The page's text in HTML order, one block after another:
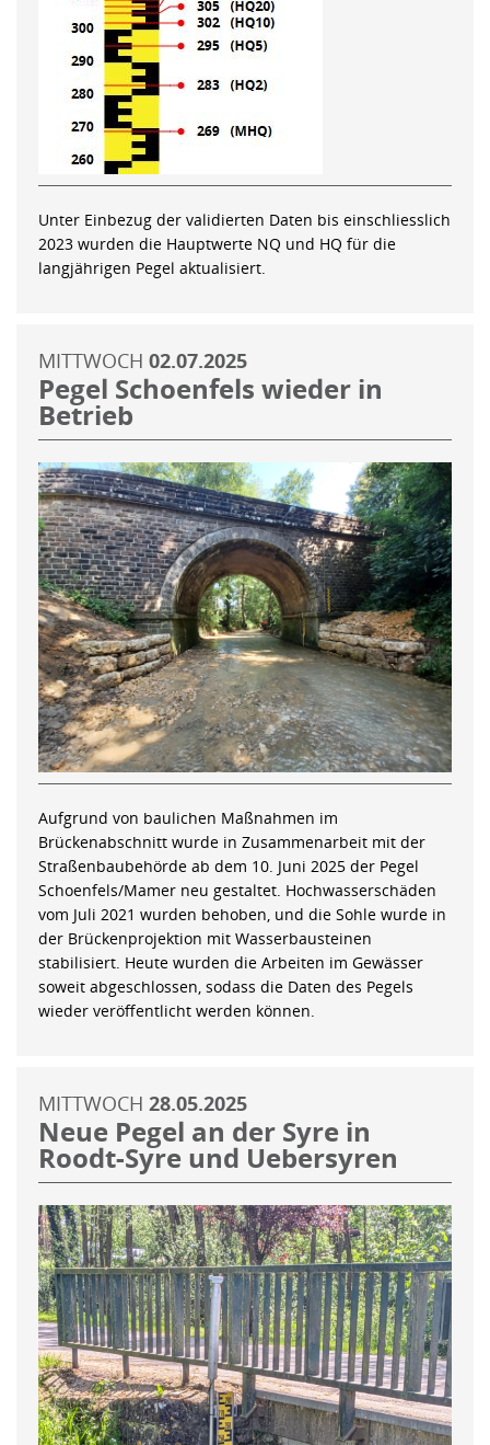
Unter Einbezug der validierten Daten bis einschliesslich
2023 wurden die Hauptwerte NQ und HQ für die
langjährigen Pegel aktualisiert.
MITTWOCH 02.07.2025
Pegel Schoenfels wieder in
Betrieb
Aufgrund von baulichen Maßnahmen im
Brückenabschnitt wurde in Zusammenarbeit mit der
Straßenbaubehörde ab dem 10. Juni 2025 der Pegel
Schoenfels/Mamer neu gestaltet. Hochwasserschäden
vom Juli 2021 wurden behoben, und die Sohle wurde in
der Brückenprojektion mit Wasserbausteinen
stabilisiert. Heute wurden die Arbeiten im Gewässer
soweit abgeschlossen, sodass die Daten des Pegels
wieder veröffentlicht werden können.
MITTWOCH 28.05.2025
Neue Pegel an der Syre in
Roodt-Syre und Uebersyren